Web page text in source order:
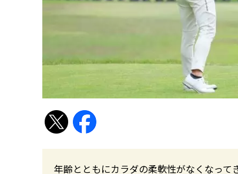
年齢とともにカラダの柔軟性がなくなっ